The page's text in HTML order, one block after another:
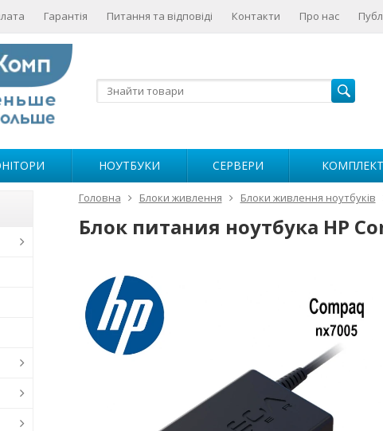
Гарантія Питання та відповіді Контакти Про нас
НОУТБУКИ СЕРВЕРИ
Головна Блоки живлення Блоки живлення ноутбуків
Блок питания ноутбука HP